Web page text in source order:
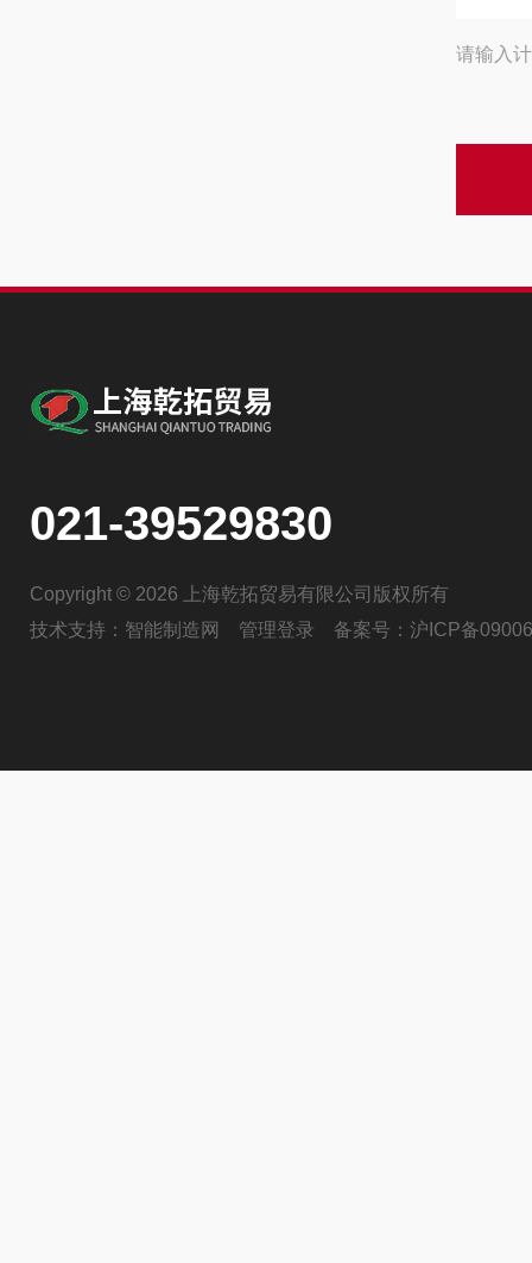
请输入
021-39529830
Copyright © 2026 上海乾拓贸易有限公司版权所有
技术支持： 智能制造网 管理登录 备案号： 沪ICP备